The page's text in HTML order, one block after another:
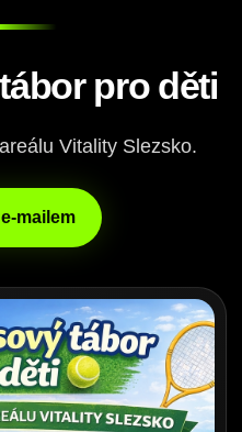
pro děti
Vitality Slezsko.
mailem